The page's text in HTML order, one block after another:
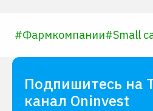
#Фармкомпании#Small
Подпишитесь на
канал Oninvest